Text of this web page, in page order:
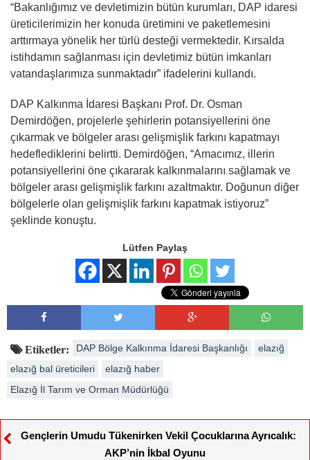
“Bakanlığımız ve devletimizin bütün kurumları, DAP idaresi
üreticilerimizin her konuda üretimini ve paketlemesini
arttırmaya yönelik her türlü desteği vermektedir. Kırsalda
istihdamın sağlanması için devletimiz bütün imkanları
vatandaşlarımıza sunmaktadır” ifadelerini kullandı.
DAP Kalkınma İdaresi Başkanı Prof. Dr. Osman
Demirdöğen, projelerle şehirlerin potansiyellerini öne
çıkarmak ve bölgeler arası gelişmişlik farkını kapatmayı
hedeflediklerini belirtti. Demirdöğen, “Amacımız, illerin
potansiyellerini öne çıkararak kalkınmalarını sağlamak ve
bölgeler arası gelişmişlik farkını azaltmaktır. Doğunun diğer
bölgelerle olan gelişmişlik farkını kapatmak istiyoruz”
şeklinde konuştu.
Lütfen Paylaş
Etiketler: DAP Bölge Kalkınma İdaresi Başkanlığı
elazığ
elazığ bal üreticileri
elazığ haber
Elazığ İl Tarım ve Orman Müdürlüğü
Gençlerin Umudu Tükenirken Vekil Çocuklarına Ayrıcalık:
AKP’nin İkbal Oyunu